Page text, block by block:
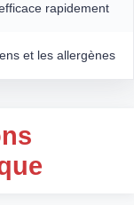
rapidement
et les allergènes